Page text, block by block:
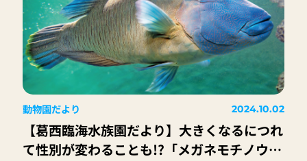
動物園だより 2024.10.02
【葛西臨海水族園だより】大きくなるにつれ
て性別が変わることも!?「メガネモチノウ